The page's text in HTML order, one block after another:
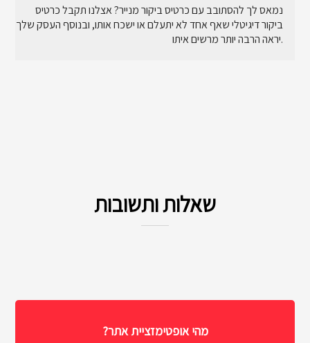
נמאס לך להסתובב עם כרטיס ביקור מנייר? אצלנו תקבל כרטיס
ביקור דיגיטלי שאף אחד לא יתעלם או ישכח אותו, ובנוסף העסק שלך
יראה הרבה יותר מרשים איתו.
שאלות ותשובות
מהי אופטימזציית אתר?